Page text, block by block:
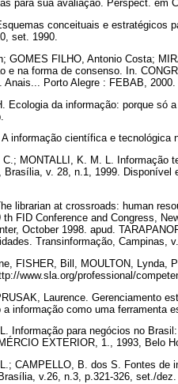
para sua avaliação. Perspect.
conceituais e estratégicos
set. 1990.
GOMES FILHO, Antonio Costa;
e na forma de consenso. In.
Anais... Porto Alegre : FEBAB,
Ecologia da informação: porque só
informação científica e
MONTALLI, K. M. L. Informação
Brasília, v. 28, n.1, 1999.
librarian at crossroads: human
th FID Conference and Congress,
October 1998. apud.
Transinformação, Campinas,
FISHER, Bill, MOULTON, Lynda,
www.sla.org/professional/
Laurence. Gerenciamento
a informação como uma ferramenta
Informação para negócios no
EXTERIOR, 1., 1993, Belo
CAMPELLO, B. dos S. Fontes de
v.26, n.3, p.321-326, set./